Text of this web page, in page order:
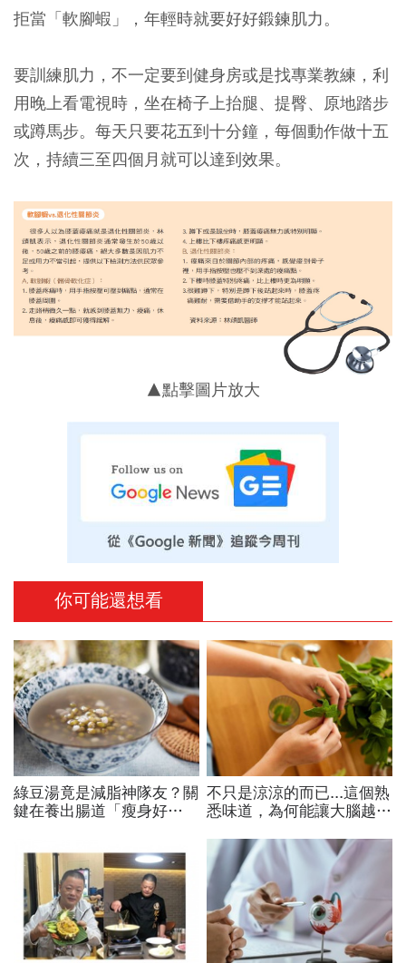
拒當「軟腳蝦」，年輕時就要好好鍛鍊肌力。
要訓練肌力，不一定要到健身房或是找專業教練，利
用晚上看電視時，坐在椅子上抬腿、提臀、原地踏步
或蹲馬步。每天只要花五到十分鐘，每個動作做十五
次，持續三至四個月就可以達到效果。
▲點擊圖片放大
你可能還想看
綠豆湯竟是減脂神隊友？關
鍵在養出腸道「瘦身好
種方法「燃脂率大提升」
不只是涼涼的而已...這個熟
悉味道，為何能讓大腦越聞
鐘，還能抗老防蛀牙